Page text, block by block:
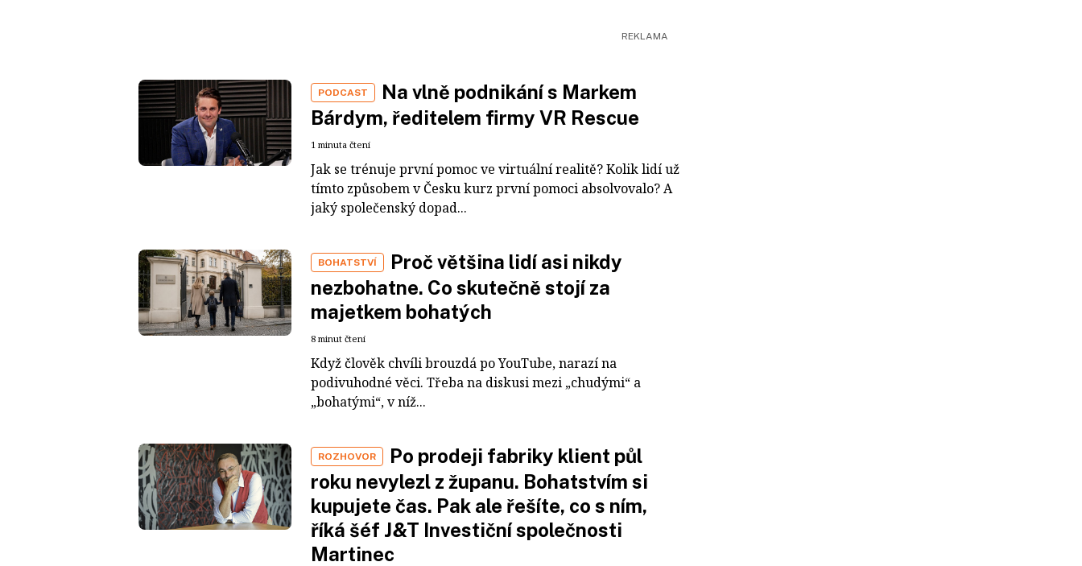
PODCAST
Na vlně podnikání s Markem
Bárdym, ředitelem firmy VR Rescue
1 minuta čtení
Jak se trénuje první pomoc ve virtuální realitě? Kolik lidí už
tímto způsobem v Česku kurz první pomoci absolvovalo? A
jaký společenský dopad...
BOHATSTVÍ
Proč většina lidí asi nikdy
nezbohatne. Co skutečně stojí za
majetkem bohatých
8 minut čtení
Když člověk chvíli brouzdá po YouTube, narazí na
podivuhodné věci. Třeba na diskusi mezi „chudými“ a
„bohatými“, v níž...
ROZHOVOR
Po prodeji fabriky klient půl
roku nevylezl z županu. Bohatstvím si
kupujete čas. Pak ale řešíte, co s ním,
říká šéf J&T Investiční společnosti
Martinec